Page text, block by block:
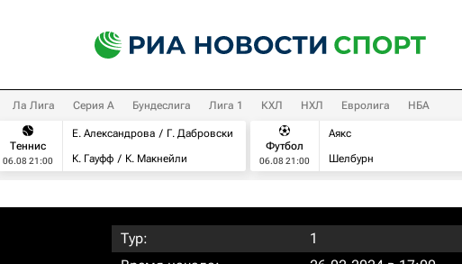
Ла Лига Серия А Бундеслига Лига 1 КХЛ НХЛ Евролига НБА
Теннис
06.08 21:00
Е. Александрова
Г. Дабровски
К. Гауфф
К. Макнейли
Футбол
06.08 21:00
Аякс
Шелбурн
Тур:
1